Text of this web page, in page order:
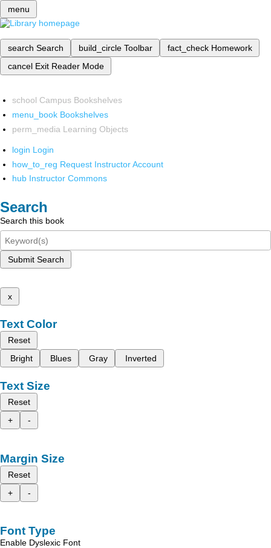
menu
search Search build_circle Toolbar fact_check Homework
cancel Exit Reader Mode
school Campus Bookshelves
menu_book Bookshelves
perm_media Learning Objects
login Login
how_to_reg Request Instructor Account
hub Instructor Commons
Search
Search this book
Submit Search
x
Text Color
Reset
Bright
Blues Gray Inverted
Text Size
Reset
+
-
Margin Size
Reset
+
-
Font Type
Enable Dyslexic Font